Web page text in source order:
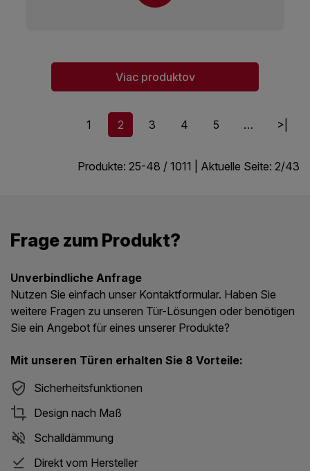
Viac produktov
1 2 3 4 5 … >|
Produkte: 25-48 / 1011 | Aktuelle Seite: 2/43
Frage zum Produkt?
Unverbindliche Anfrage
Nutzen Sie einfach unser Kontaktformular. Haben Sie
weitere Fragen zu unseren Tür-Lösungen oder benötigen
Sie ein Angebot für eines unserer Produkte?
Mit unseren Türen erhalten Sie 8 Vorteile:
Sicherheitsfunktionen
Design nach Maß
Schalldämmung
Direkt vom Hersteller